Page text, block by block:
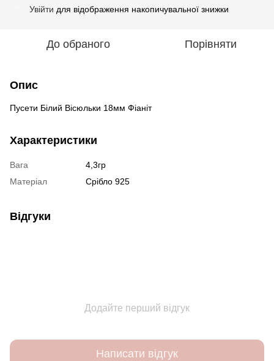
Увійти для відображення накопичувальної знижки
До обраного Порівняти
Опис
Пусети Білий Вісюльки 18мм Фіаніт
Характеристики
Вага
4,3гр
Матеріал
Срібло 925
Відгуки
Додайте перший відгук
Написати відгук